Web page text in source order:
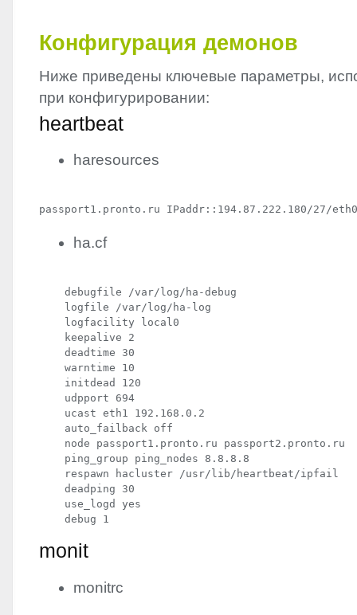
Конфигурация демонов
Ниже приведены ключевые параметры,
при конфигурировании:
heartbeat
haresources
ha.cf
    debugfile /var/log/ha-debug
    logfile /var/log/ha-log
    logfacility local0
    keepalive 2
    deadtime 30
    warntime 10
    initdead 120
    udpport 694
    ucast eth1 192.168.0.2
    auto_failback off
    node passport1.pronto.ru passport2.pronto.ru
    ping_group ping_nodes 8.8.8.8
    respawn hacluster /usr/lib/heartbeat/ipfail
    deadping 30
    use_logd yes
monit
monitrc